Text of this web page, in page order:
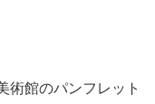
術館のパンフレット